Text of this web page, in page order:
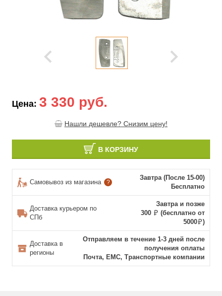
Цена: 3 330 руб.
Нашли дешевле? Снизим цену!
В КОРЗИНУ
Самовывоз из магазина ?
Завтра (После 15-00)
Бесплатно
Доставка курьером по
СПб
Завтра и позже
300
(бесплатно от
5000
)
Доставка в
регионы
Отправляем в течение 1-3 дней после
получения оплаты
Почта, ЕМС, Транспортные компании